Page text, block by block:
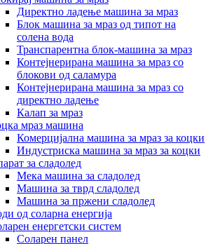
Директно ладење машина за мраз
Блок машина за мраз од типот на
солена вода
Транспарентна блок-машина за мраз
Контејнерирана машина за мраз со
блокови од саламура
Контејнерирана машина за мраз со
директно ладење
Калап за мраз
мраз машина
Комерцијална машина за мраз за коцки
Индустриска машина за мраз за коцки
за сладолед
Мека машина за сладолед
Машина за тврд сладолед
Машина за пржени сладолед
од соларна енергија
енергетски систем
Соларен панел